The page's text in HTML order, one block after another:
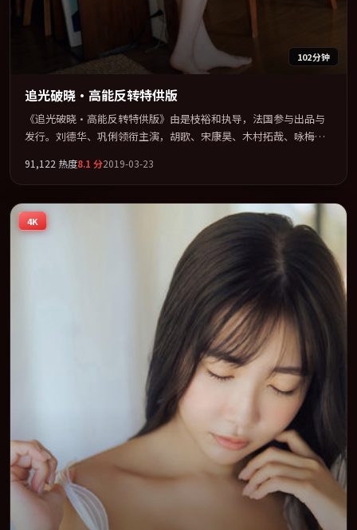
102分钟
追光破晓·高能反转特供版
《追光破晓·高能反转特供版》由是枝裕和执导，法国参与出品与
发行。刘德华、巩俐领衔主演，胡歌、宋康昊、木村拓哉、咏梅联
险」类型为骨架，在叙事、表演与视听上力求统一。定于 2019-10-
18 在内地院线及主流平台同步亮相，2019 年度话题片中口碑稳健，
适合喜欢强情节与人物弧光的观众完整观看。
91,122 热度8.1 分2019-03-23
4K